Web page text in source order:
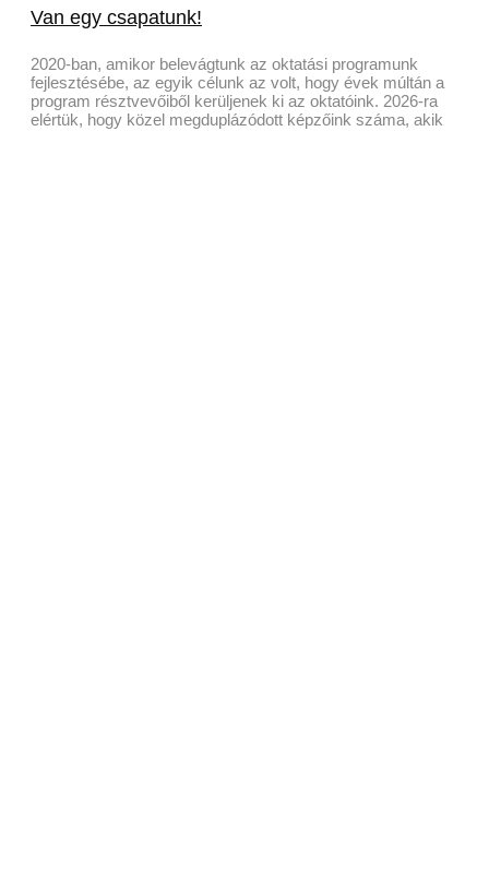
Van egy csapatunk!
2020-ban, amikor belevágtunk az oktatási programunk
fejlesztésébe, az egyik célunk az volt, hogy évek múltán a
program résztvevőiből kerüljenek ki az oktatóink. 2026-ra
elértük, hogy közel megduplázódott képzőink száma, akik